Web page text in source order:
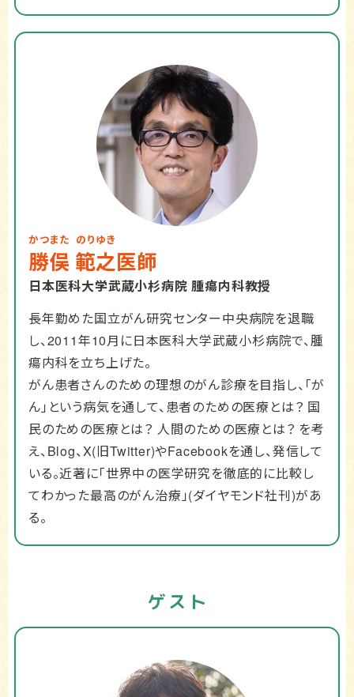
勝俣
かつまた
範之
のりゆき
医師
日本医科大学武蔵小杉病院 腫瘍内科教授
長年勤めた国立がん研究センター中央病院を退職
し、2011年10月に日本医科大学武蔵小杉病院で、腫
瘍内科を立ち上げた。
がん患者さんのための理想のがん診療を目指し、「が
ん」という病気を通して、患者のための医療とは？ 国
民のための医療とは？ 人間のための医療とは？ を考
え、Blog、X(旧Twitter)やFacebookを通し、発信して
いる。近著に「世界中の医学研究を徹底的に比較し
てわかった最高のがん治療」(ダイヤモンド社刊)があ
る。
ゲスト